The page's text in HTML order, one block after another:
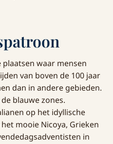
waar mensen
van boven de 100 jaar
dan in andere gebieden.
blauwe zones.
op het idyllische
mooie Nicoya, Grieken
in